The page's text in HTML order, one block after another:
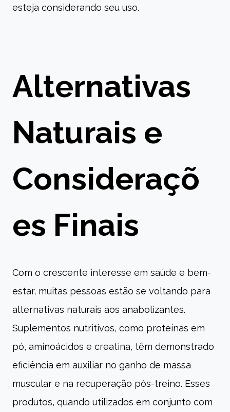
esteja considerando seu uso.
Alternativas
Naturais e
Consideraçõ
es Finais
Com o crescente interesse em saúde e bem-
estar, muitas pessoas estão se voltando para
alternativas naturais aos anabolizantes.
Suplementos nutritivos, como proteínas em
pó, aminoácidos e creatina, têm demonstrado
eficiência em auxiliar no ganho de massa
muscular e na recuperação pós-treino. Esses
produtos, quando utilizados em conjunto com